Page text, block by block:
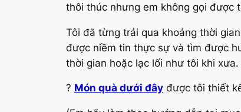
thôi thúc nhưng em không gọi được
Tôi đã từng trải qua khoảng thời
được niềm tin thực sự và tìm được
thời gian hoặc lạc lối như tôi khi xưa.
? Món quà dưới đây được tôi thiết